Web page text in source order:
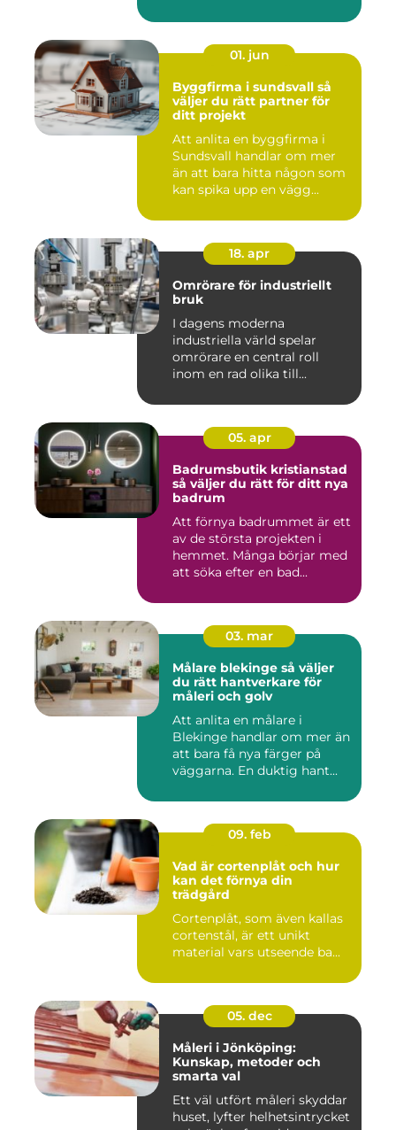
01. jun
Byggfirma i sundsvall så
väljer du rätt partner för
ditt projekt
Att anlita en byggfirma i
Sundsvall handlar om mer
än att bara hitta någon som
kan spika upp en vägg...
18. apr
Omrörare för industriellt
bruk
I dagens moderna
industriella värld spelar
omrörare en central roll
inom en rad olika till...
05. apr
Badrumsbutik kristianstad
så väljer du rätt för ditt nya
badrum
Att förnya badrummet är ett
av de största projekten i
hemmet. Många börjar med
att söka efter en bad...
03. mar
Målare blekinge så väljer
du rätt hantverkare för
måleri och golv
Att anlita en målare i
Blekinge handlar om mer än
att bara få nya färger på
väggarna. En duktig hant...
09. feb
Vad är cortenplåt och hur
kan det förnya din
trädgård
Cortenplåt, som även kallas
cortenstål, är ett unikt
material vars utseende ba...
05. dec
Måleri i Jönköping:
Kunskap, metoder och
smarta val
Ett väl utfört måleri skyddar
huset, lyfter helhetsintrycket